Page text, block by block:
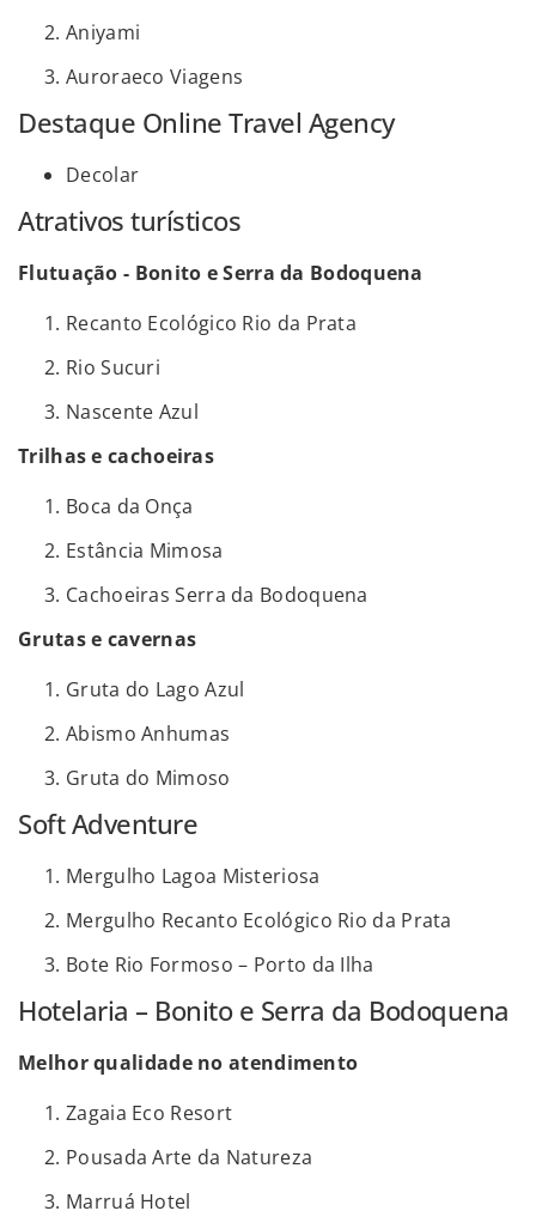
Aniyami
Auroraeco Viagens
Destaque Online Travel Agency
Decolar
Atrativos turísticos
Flutuação - Bonito e Serra da Bodoquena
Recanto Ecológico Rio da Prata
Rio Sucuri
Nascente Azul
Trilhas e cachoeiras
Boca da Onça
Estância Mimosa
Cachoeiras Serra da Bodoquena
Grutas e cavernas
Gruta do Lago Azul
Abismo Anhumas
Gruta do Mimoso
Soft Adventure
Mergulho Lagoa Misteriosa
Mergulho Recanto Ecológico Rio da Prata
Bote Rio Formoso – Porto da Ilha
Hotelaria – Bonito e Serra da Bodoquena
Melhor qualidade no atendimento
Zagaia Eco Resort
Pousada Arte da Natureza
Marruá Hotel